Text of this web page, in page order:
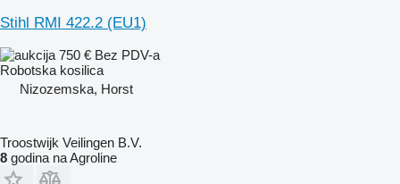
Stihl RMI 422.2 (EU1)
750 € Bez PDV-a
Robotska kosilica
Nizozemska, Horst
Troostwijk Veilingen B.V.
8 godina na Agroline